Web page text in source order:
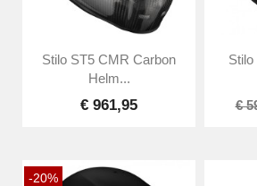
Stilo ST5 CMR Carbon
Helm...
€ 961,95
€
-20%